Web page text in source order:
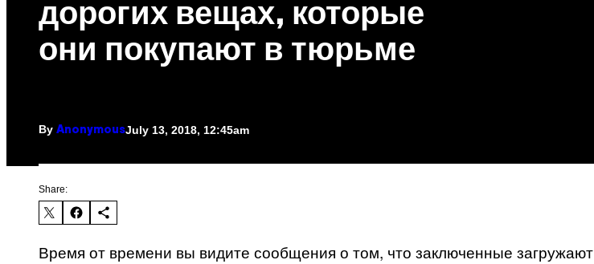
дорогих вещах, которые
они покупают в тюрьме
By AnonymousJuly 13, 2018, 12:45am
Share:
Время от времени вы видите сообщения о том, что заключенные загружают